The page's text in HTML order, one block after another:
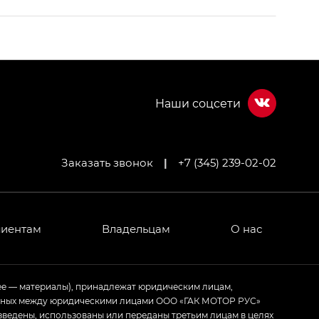
— GB AWD, Джи Эль Полный привод —
стиле — GL(S-Style)
Заказать звонок | +7 (345) 239-02-02
Владельцам О нас
— материалы), принадлежат юридическим лицам,
между юридическими лицами ООО «ГАК МОТОР РУС»
использованы или переданы третьим лицам в целях